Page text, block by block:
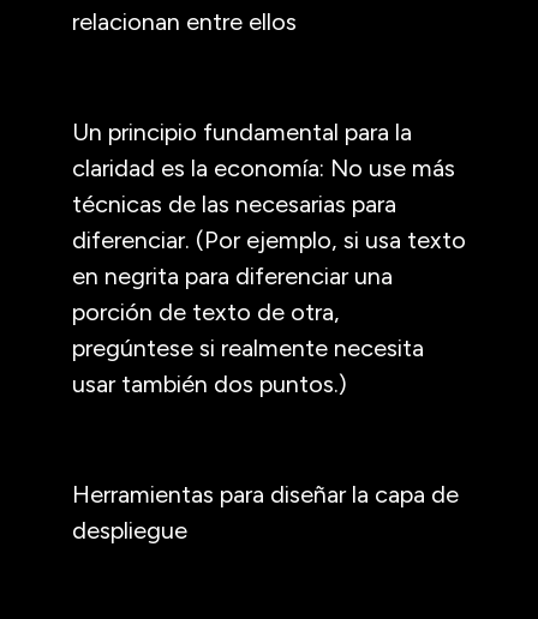
relacionan entre ellos
Un principio fundamental para la
claridad es la economía: No use más
técnicas de las necesarias para
diferenciar. (Por ejemplo, si usa texto
en negrita para diferenciar una
porción de texto de otra,
pregúntese si realmente necesita
usar también dos puntos.)
Herramientas para diseñar la capa de
despliegue